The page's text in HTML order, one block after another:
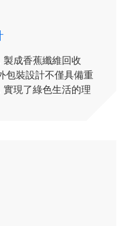
成香蕉纖維回收
包裝設計不僅具備重
現了綠色生活的理